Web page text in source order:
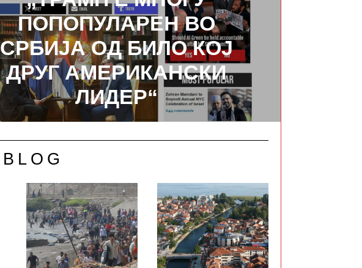
ПОПОПУЛАРЕН ВО
СРБИЈА ОД БИЛО КОЈ
ДРУГ АМЕРИКАНСКИ
ЛИДЕР“